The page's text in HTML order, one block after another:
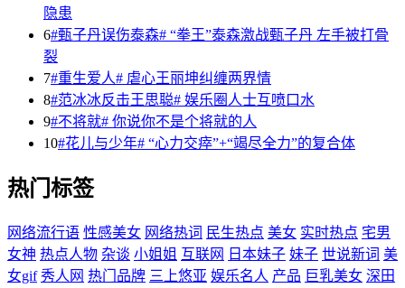
隐患
6#甄子丹误伤泰森# “拳王”泰森激战甄子丹 左手被打骨
裂
7#重生爱人# 虐心王丽坤纠缠两界情
8#范冰冰反击王思聪# 娱乐圈人士互喷口水
9#不将就# 你说你不是个将就的人
10#花儿与少年# “心力交瘁”+“竭尽全力”的复合体
热门标签
网络流行语 性感美女 网络热词 民生热点 美女 实时热点 宅男
女神 热点人物 杂谈 小姐姐 互联网 日本妹子 妹子 世说新词 美
女gif 秀人网 热门品牌 三上悠亚 娱乐名人 产品 巨乳美女 深田